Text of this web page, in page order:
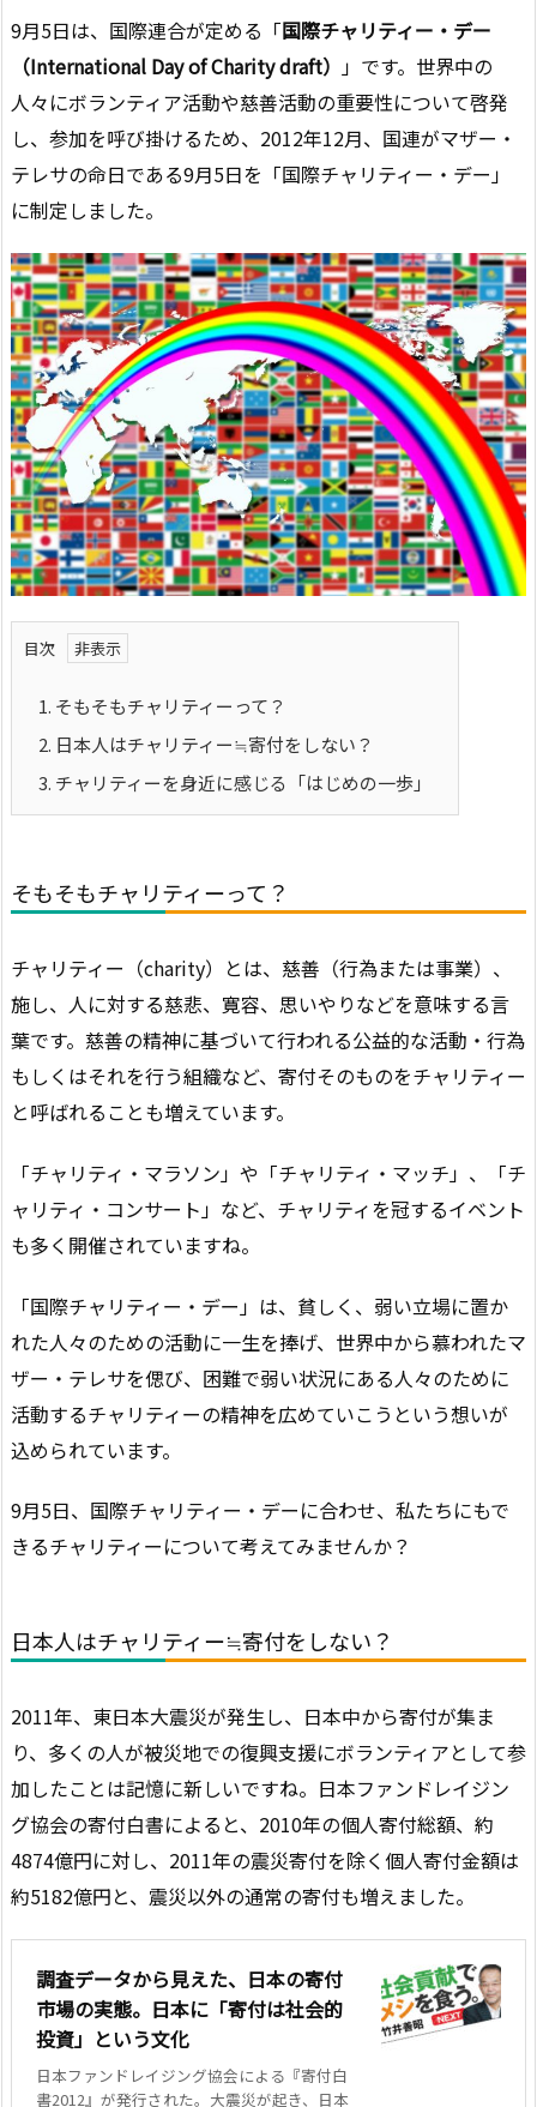
9月5日は、国際連合が定める「国際チャリティー・デー
（International Day of Charity draft） 」です。世界中の
人々にボランティア活動や慈善活動の重要性について啓発
し、参加を呼び掛けるため、2012年12月、国連がマザー・
テレサの命日である9月5日を「国際チャリティー・デー」
に制定しました。
目次
1. そもそもチャリティーって？
2. 日本人はチャリティー≒寄付をしない？
3. チャリティーを身近に感じる「はじめの一歩」
そもそもチャリティーって？
チャリティー（charity）とは、慈善（行為または事業）、
施し、人に対する慈悲、寛容、思いやりなどを意味する言
葉です。慈善の精神に基づいて行われる公益的な活動・行為
もしくはそれを行う組織など、寄付そのものをチャリティー
と呼ばれることも増えています。
「チャリティ・マラソン」や「チャリティ・マッチ」、「チ
ャリティ・コンサート」など、チャリティを冠するイベント
も多く開催されていますね。
「国際チャリティー・デー」は、貧しく、弱い立場に置か
れた人々のための活動に一生を捧げ、世界中から慕われたマ
ザー・テレサを偲び、困難で弱い状況にある人々のために
活動するチャリティーの精神を広めていこうという想いが
込められています。
9月5日、国際チャリティー・デーに合わせ、私たちにもで
きるチャリティーについて考えてみませんか？
日本人はチャリティー≒寄付をしない？
2011年、東日本大震災が発生し、日本中から寄付が集ま
り、多くの人が被災地での復興支援にボランティアとして参
加したことは記憶に新しいですね。日本ファンドレイジン
グ協会の寄付白書によると、2010年の個人寄付総額、約
4874億円に対し、2011年の震災寄付を除く個人寄付金額は
約5182億円と、震災以外の通常の寄付も増えました。
調査データから見えた、日本の寄付
市場の実態。日本に「寄付は社会的
投資」という文化
日本ファンドレイジング協会による『寄付白
書2012』が発行された。大震災が起き、日本